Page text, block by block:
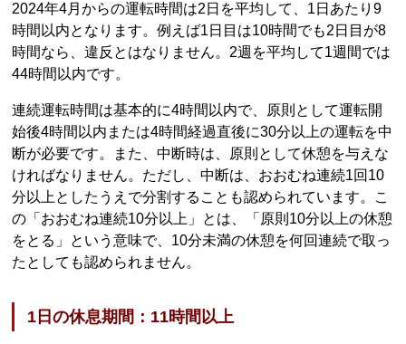
2024年4月からの運転時間は2日を平均して、1日あたり9
時間以内となります。例えば1日目は10時間でも2日目が8
時間なら、違反とはなりません。2週を平均して1週間では
44時間以内です。
連続運転時間は基本的に4時間以内で、原則として運転開
始後4時間以内または4時間経過直後に30分以上の運転を中
断が必要です。また、中断時は、原則として休憩を与えな
ければなりません。ただし、中断は、おおむね連続1回10
分以上としたうえで分割することも認められています。こ
の「おおむね連続10分以上」とは、「原則10分以上の休憩
をとる」という意味で、10分未満の休憩を何回連続で取っ
たとしても認められません。
1日の休息期間：11時間以上